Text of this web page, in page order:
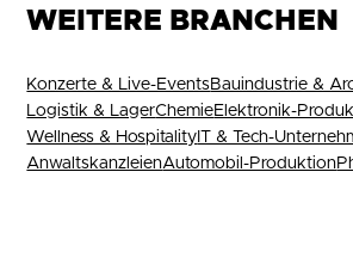
WEITERE BRANCHEN
Konzerte & Live-EventsBauindustrie &
Logistik & LagerChemieElektronik-
Wellness & Hospitality IT & Tech-
AnwaltskanzleienAutomobil-Produktion